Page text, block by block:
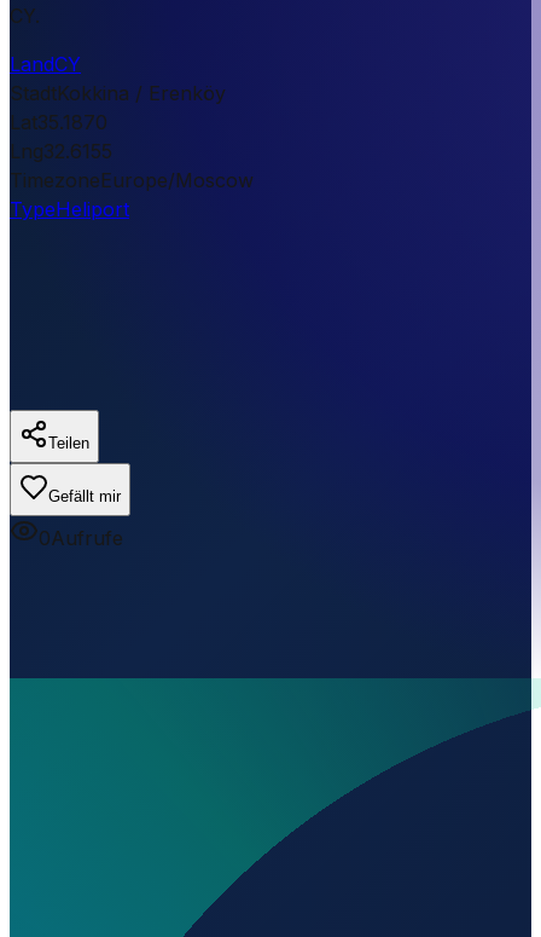
CY.
LandCY
StadtKokkina / Erenköy
Lat35.1870
Lng32.6155
TimezoneEurope/Moscow
TypeHeliport
Teilen
Gefällt mir
0Aufrufe